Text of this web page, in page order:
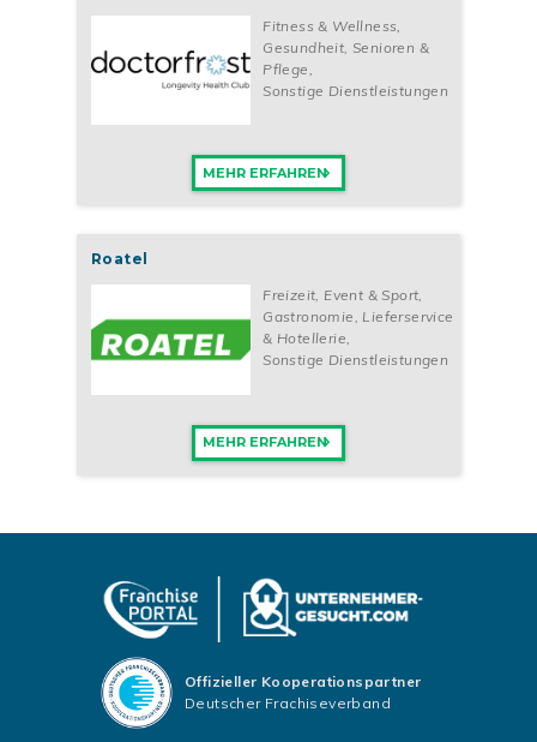
Fitness & Wellness
Gesundheit, Senioren &
Pflege
Sonstige Dienstleistungen
MEHR ERFAHREN
Roatel
Freizeit, Event & Sport,
Gastronomie, Lieferservice
& Hotellerie,
Sonstige Dienstleistungen
MEHR ERFAHREN
Offizieller Kooperationspartner
Deutscher Frachiseverband